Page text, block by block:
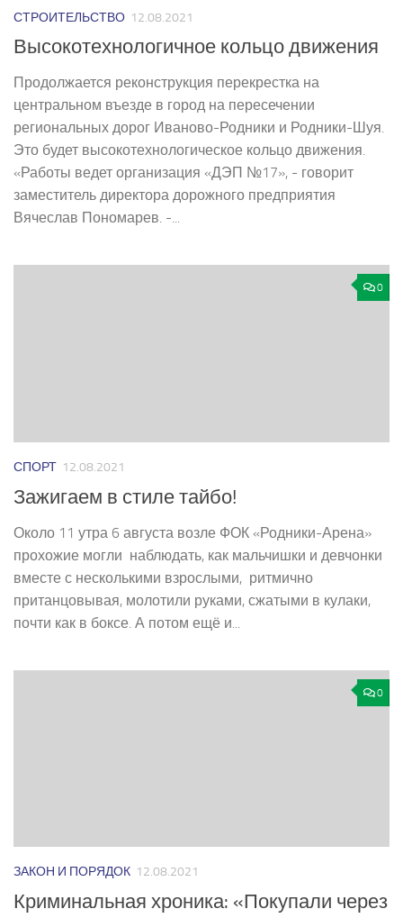
СТРОИТЕЛЬСТВО 12.08.2021
Высокотехнологичное кольцо движения
Продолжается реконструкция перекрестка на
центральном въезде в город на пересечении
региональных дорог Иваново­-Родники и Родники­-Шуя.
Это будет высокотехнологическое кольцо движения.
«Работы ведет организация «ДЭП №17», -­ говорит
заместитель директора дорожного предприятия
Вячеслав Пономарев. ­-...
0
СПОРТ 12.08.2021
Зажигаем в стиле тайбо!
Около 11 утра 6 августа возле ФОК «Родники-­Арена»
прохожие могли наблюдать, как мальчишки и девчонки
вместе с несколькими взрослыми, ритмично
пританцовывая, молотили руками, сжатыми в кулаки,
почти как в боксе. А потом ещё и...
0
ЗАКОН И ПОРЯДОК 12.08.2021
Криминальная хроника: «Покупали через